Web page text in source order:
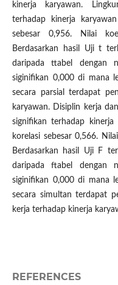
kinerja karyawan.
terhadap kinerja
sebesar 0,956. Nilai
Berdasarkan hasil Uji t
daripada ttabel dengan
siginifikan 0,000 di mana
secara parsial terdapat
karyawan. Disiplin kerja
signifikan terhadap kinerja
korelasi sebesar 0,566.
Berdasarkan hasil Uji F
daripada ftabel dengan
siginifikan 0,000 di mana
secara simultan terdapat
kerja terhadap kinerja
REFERENCES